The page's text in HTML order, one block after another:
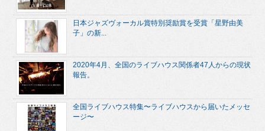
日本ジャズヴォーカル賞特別奨励賞を受賞「星野由美
子」の新...
2020年4月、全国のライブハウス関係者47人からの現状
報告。
全国ライブハウス特集〜ライブハウスから届いたメッセ
ージ〜